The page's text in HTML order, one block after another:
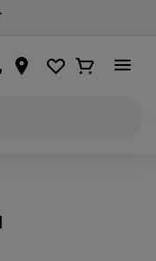
Lemmikud
Ostukorv